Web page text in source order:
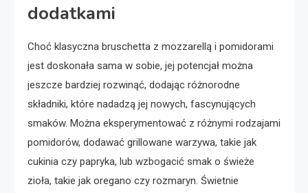
dodatkami
Choć klasyczna bruschetta z mozzarellą i pomidorami
jest doskonała sama w sobie, jej potencjał można
jeszcze bardziej rozwinąć, dodając różnorodne
składniki, które nadadzą jej nowych, fascynujących
smaków. Można eksperymentować z różnymi rodzajami
pomidorów, dodawać grillowane warzywa, takie jak
cukinia czy papryka, lub wzbogacić smak o świeże
zioła, takie jak oregano czy rozmaryn. Świetnie